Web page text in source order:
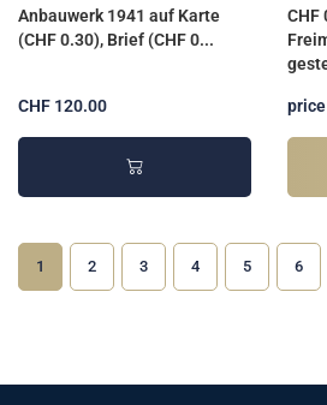
Anbauwerk 1941 auf Karte
(CHF 0.30), Brief (CHF 0...
CHF 120.00
CHF
1 2 3 4 5 6